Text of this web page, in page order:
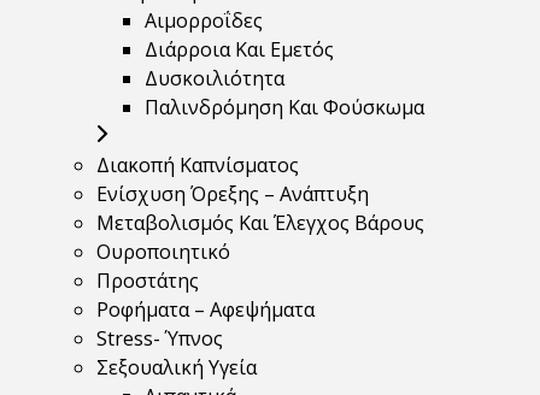
Αιμορροΐδες
Διάρροια Και Εμετός
Δυσκοιλιότητα
Παλινδρόμηση Και Φούσκωμα
Διακοπή Καπνίσματος
Ενίσχυση Όρεξης – Ανάπτυξη
Μεταβολισμός Και Έλεγχος Βάρους
Ουροποιητικό
Προστάτης
Ροφήματα – Αφεψήματα
Stress- Ύπνος
Σεξουαλική Υγεία